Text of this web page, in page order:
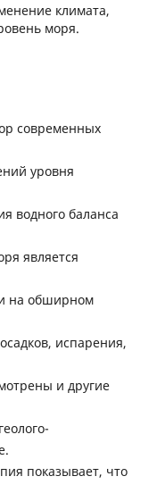
климата,
моря.
современных
уровня
водного баланса
является
на обширном
испарения,
и другие
показывает, что